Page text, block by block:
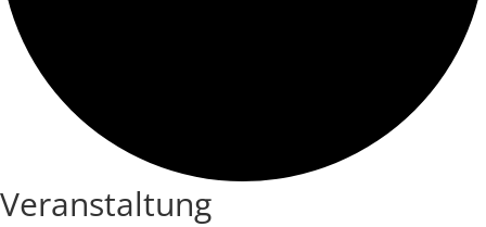
Veranstaltung